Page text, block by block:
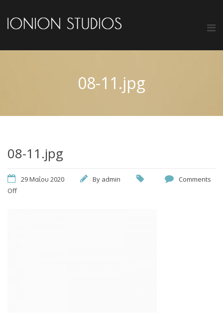
08-11.jpg
08-11.jpg
29 Μαΐου 2020 By admin
Comments
Off